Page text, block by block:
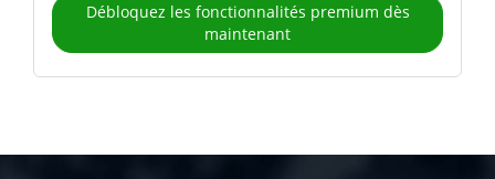
Débloquez les fonctionnalités premium dès
maintenant